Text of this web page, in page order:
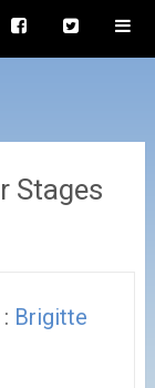
Stages
Brigitte